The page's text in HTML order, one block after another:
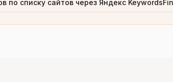
по списку сайтов через Яндекс